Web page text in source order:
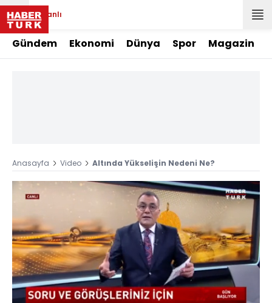
Canlı
Gündem Ekonomi Dünya Spor Magazin
Anasayfa Video Altında Yükselişin Nedeni Ne?
Yüklendi:
27.62%